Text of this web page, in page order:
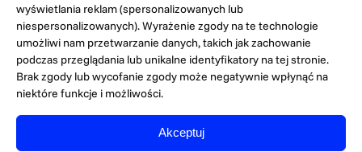
wyświetlania reklam (spersonalizowanych lub
niespersonalizowanych). Wyrażenie zgody na te technologie
umożliwi nam przetwarzanie danych, takich jak zachowanie
podczas przeglądania lub unikalne identyfikatory na tej stronie.
Brak zgody lub wycofanie zgody może negatywnie wpłynąć na
niektóre funkcje i możliwości.
Akceptuj
Oferuj wygodne płatności i wsparcie
na żywo
Im prościej zapłacić, tym lepiej – BLIK, szybkie
przelewy, płatności odroczone i portfele cyfrowe
lub inny kanał wsparcia, który rozwieje wątpliwości